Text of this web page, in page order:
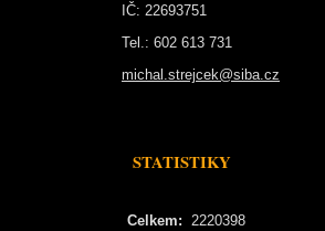
IČ: 22693751
Tel.: 602 613 731
michal.strejcek@siba.cz
STATISTIKY
Celkem: 2220398